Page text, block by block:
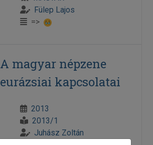
Fülep Lajos
=>
A magyar népzene
eurázsiai kapcsolatai
2013
2013/1
Juhász Zoltán